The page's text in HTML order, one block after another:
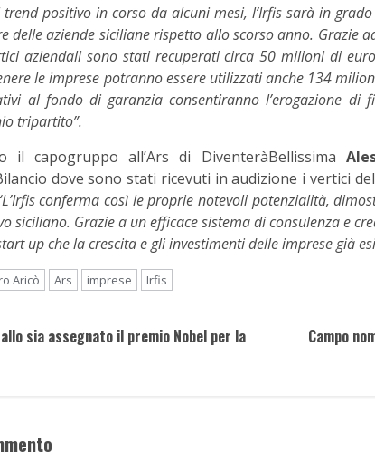
trend positivo in corso da alcuni mesi, l’Irfis sarà in
delle aziende siciliane rispetto allo scorso anno. Grazie
aziendali sono stati recuperati circa 50 milioni di
le imprese potranno essere utilizzati anche 134
al fondo di garanzia consentiranno l’erogazione
tripartito”.
il capogruppo all’Ars di DiventeràBellissima
dove sono stati ricevuti in audizione i vertici
conferma così le proprie notevoli potenzialità,
siciliano. Grazie a un efficace sistema di consulenza e
up che la crescita e gli investimenti delle imprese già
Aricò Ars imprese Irfis
sia assegnato il premio Nobel per la
Campo